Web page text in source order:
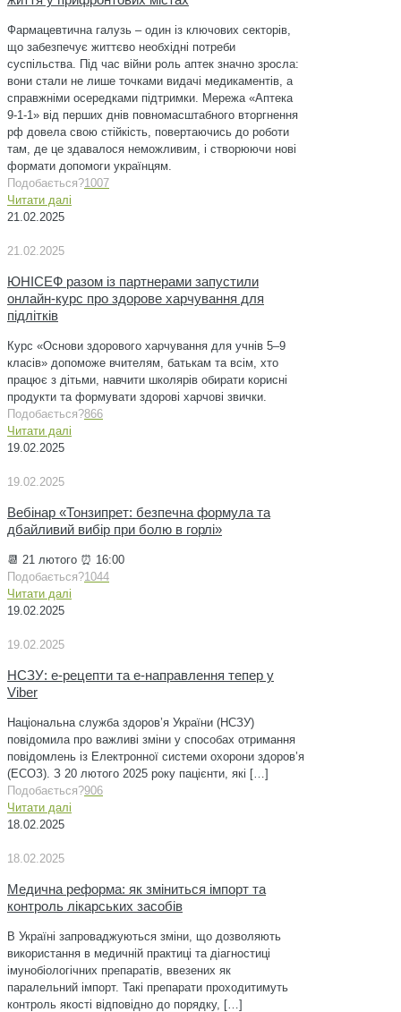
Фармацевтична галузь – один із ключових секторів,
що забезпечує життєво необхідні потреби
суспільства. Під час війни роль аптек значно зросла:
вони стали не лише точками видачі медикаментів, а
справжніми осередками підтримки. Мережа «Аптека
9-1-1» від перших днів повномасштабного вторгнення
рф довела свою стійкість, повертаючись до роботи
там, де це здавалося неможливим, і створюючи нові
формати допомоги українцям.
Подобається?1007
Читати далі
21.02.2025
21.02.2025
ЮНІСЕФ разом із партнерами запустили
онлайн-курс про здорове харчування для
підлітків
Курс «Основи здорового харчування для учнів 5–9
класів» допоможе вчителям, батькам та всім, хто
працює з дітьми, навчити школярів обирати корисні
продукти та формувати здорові харчові звички.
Подобається?866
Читати далі
19.02.2025
19.02.2025
Вебінар «Тонзипрет: безпечна формула та
дбайливий вибір при болю в горлі»
📆 21 лютого ⏰ 16:00
Подобається?1044
Читати далі
19.02.2025
19.02.2025
НСЗУ: e-рецепти та e-направлення тепер у
Viber
Національна служба здоров’я України (НСЗУ)
повідомила про важливі зміни у способах отримання
повідомлень із Електронної системи охорони здоров’я
(ЕСОЗ). З 20 лютого 2025 року пацієнти, які […]
Подобається?906
Читати далі
18.02.2025
18.02.2025
Медична реформа: як зміниться імпорт та
контроль лікарських засобів
В Україні запроваджуються зміни, що дозволяють
використання в медичній практиці та діагностиці
імунобіологічних препаратів, ввезених як
паралельний імпорт. Такі препарати проходитимуть
контроль якості відповідно до порядку, […]